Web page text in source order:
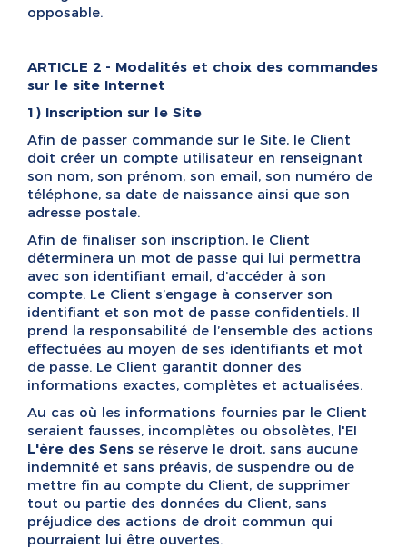
opposable.
ARTICLE 2 - Modalités et choix des commandes
sur le site Internet
1) Inscription sur le Site
Afin de passer commande sur le Site, le Client
doit créer un compte utilisateur en renseignant
son nom, son prénom, son email, son numéro de
téléphone, sa date de naissance ainsi que son
adresse postale.
Afin de finaliser son inscription, le Client
déterminera un mot de passe qui lui permettra
avec son identifiant email, d’accéder à son
compte. Le Client s’engage à conserver son
identifiant et son mot de passe confidentiels. Il
prend la responsabilité de l’ensemble des actions
effectuées au moyen de ses identifiants et mot
de passe. Le Client garantit donner des
informations exactes, complètes et actualisées.
Au cas où les informations fournies par le Client
seraient fausses, incomplètes ou obsolètes, l'EI
L'ère des Sens se réserve le droit, sans aucune
indemnité et sans préavis, de suspendre ou de
mettre fin au compte du Client, de supprimer
tout ou partie des données du Client, sans
préjudice des actions de droit commun qui
pourraient lui être ouvertes.